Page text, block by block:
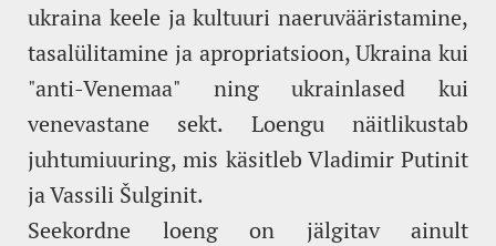
ukraina keele ja kultuuri naeruvääristamine,
tasalülitamine ja apropriatsioon, Ukraina kui
"anti-Venemaa" ning ukrainlased kui
venevastane sekt. Loengu näitlikustab
juhtumiuuring, mis käsitleb Vladimir Putinit
ja Vassili Šulginit.
Seekordne loeng on jälgitav ainult